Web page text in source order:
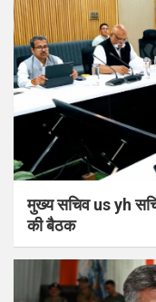
मुख्य सचिव us yh
की बैठक